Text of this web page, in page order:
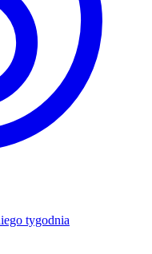
tygodnia